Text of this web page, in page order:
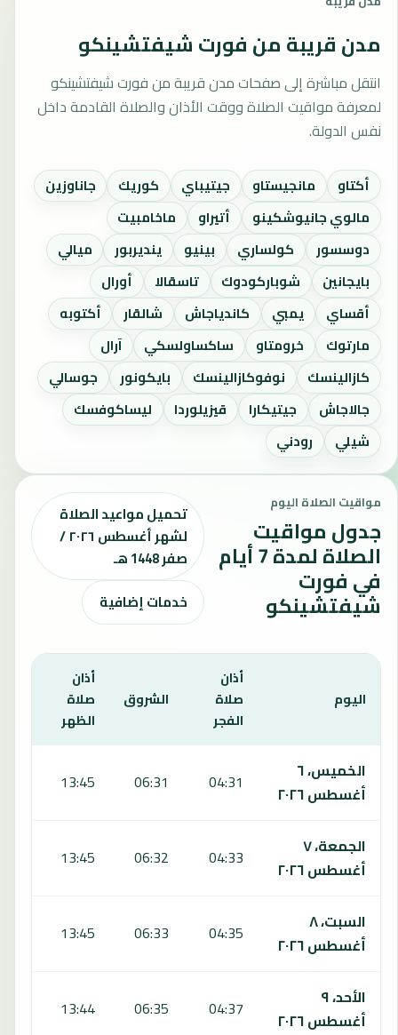
مدن قريبة من فورت شيفتشينكو
انتقل مباشرة إلى صفحات مدن قريبة من فورت شيفتشينكو
لمعرفة مواقيت الصلاة ووقت الأذان والصلاة القادمة داخل
نفس الدولة.
أكتاو مانجيستاو جيتيباي كوريك
جاناوزين
مالوي جانيوشكينو
أتيراو
ماخامبيت
دوسسور
كولساري بينيو ينديربور
ميالي
بايجانين
شوباركودوك تاسقالا
أورال
أقساي
يمبي كاندياجاش شالقار
أكتوبه
مارتوك
خرومتاو ساكساولسكي
آرال
كازالينسك
نوفوكازالينسك بايكونور
جوسالي
جالاجاش
جيتيكارا قيزيلوردا
ليساكوفسك
شيلي
رودني
مواقيت الصلاة اليوم
جدول مواقيت
الصلاة لمدة 7 أيام
في فورت
شيفتشينكو
تحميل مواعيد الصلاة
لشهر أغسطس ٢٠٢٦ /
صفر 1448 هـ
خدمات إضافية
اليوم
أذان
صلاة
الفجر
الشروق
أذان
صلاة
الظهر
الخميس، ٦
أغسطس ٢٠٢٦
04:31
06:31
13:45
الجمعة، ٧
أغسطس ٢٠٢٦
04:33
06:32
13:45
السبت، ٨
أغسطس ٢٠٢٦
04:35
06:33
13:45
الأحد، ٩
أغسطس ٢٠٢٦
04:37
06:35
13:44